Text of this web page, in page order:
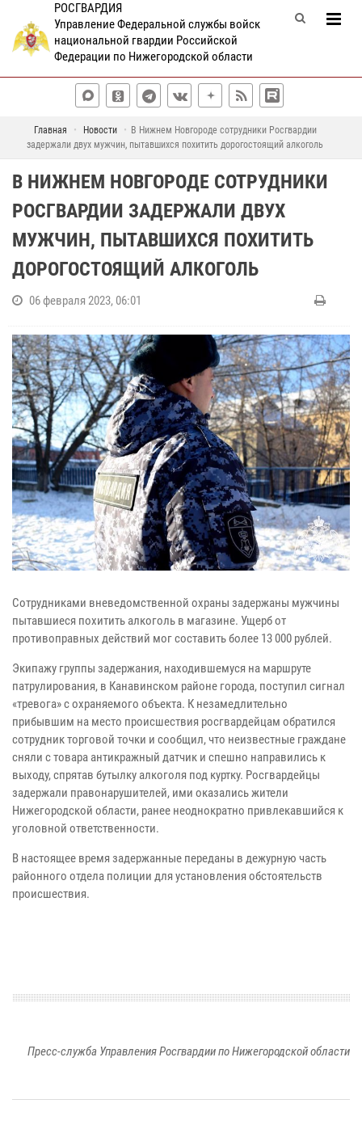
РОСГВАРДИЯ
Управление Федеральной службы войск
национальной гвардии Российской
Федерации по Нижегородской области
Главная Новости
В Нижнем Новгороде сотрудники Росгвардии
задержали двух мужчин, пытавшихся похитить дорогостоящий алкоголь
В НИЖНЕМ НОВГОРОДЕ СОТРУДНИКИ
РОСГВАРДИИ ЗАДЕРЖАЛИ ДВУХ
МУЖЧИН, ПЫТАВШИХСЯ ПОХИТИТЬ
ДОРОГОСТОЯЩИЙ АЛКОГОЛЬ
06 февраля 2023, 06:01
Сотрудниками вневедомственной охраны задержаны мужчины
пытавшиеся похитить алкоголь в магазине. Ущерб от
противоправных действий мог составить более 13 000 рублей.
Экипажу группы задержания, находившемуся на маршруте
патрулирования, в Канавинском районе города, поступил сигнал
«тревога» с охраняемого объекта. К незамедлительно
прибывшим на место происшествия росгвардейцам обратился
сотрудник торговой точки и сообщил, что неизвестные граждане
сняли с товара антикражный датчик и спешно направились к
выходу, спрятав бутылку алкоголя под куртку. Росгвардейцы
задержали правонарушителей, ими оказались жители
Нижегородской области, ранее неоднократно привлекавшийся к
уголовной ответственности.
В настоящее время задержанные переданы в дежурную часть
районного отдела полиции для установления обстоятельств
происшествия.
Пресс-служба Управления Росгвардии по Нижегородской области